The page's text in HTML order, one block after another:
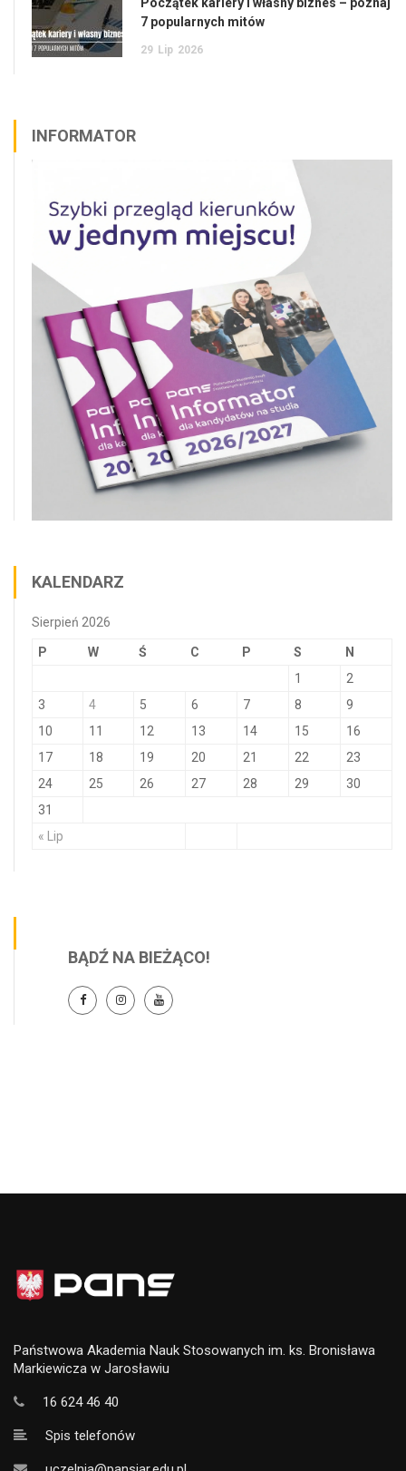
7 popularnych mitów
29 Lip 2026
INFORMATOR
KALENDARZ
Sierpień 2026
P W Ś C P S N
« Lip
1
2
3
4 5 6 7 8
9
10
11 12 13 14 15
16
17
18 19 20 21 22
23
24
25 26 27 28 29
30
31
BĄDŹ NA BIEŻĄCO!
Państwowa Akademia Nauk Stosowanych im. ks. Bronisława
Markiewicza w Jarosławiu
16 624 46 40
Spis telefonów